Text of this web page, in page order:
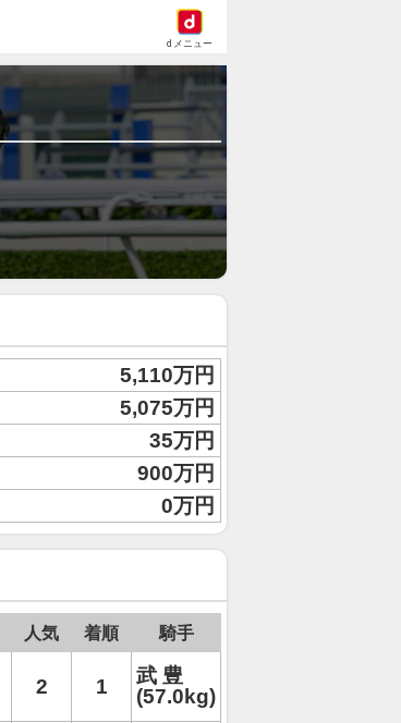
dメニュー
5,110万円
5,075万円
35万円
900万円
0万円
人気 着順 騎手
2 1
武 豊
(57.0kg)